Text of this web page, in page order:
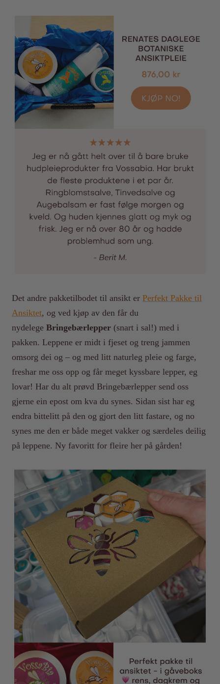
Det andre pakketilbodet til ansikt er Perfekt Pakke til
Ansiktet, og ved kjøp av den får du
nydelege Bringebærlepper (snart i sal!) med i
pakken. Leppene er midt i fjeset og treng jammen
omsorg dei og – og med litt naturleg pleie og farge,
freshar me oss opp og får meget kyssbare lepper, eg
lovar! Har du alt prøvd Bringebærlepper send oss
gjerne ein epost om kva du synes. Sidan sist har eg
endra bittelitt på den og gjort den litt fastare, og no
synes me den er både meget vakker og særdeles deilig
på leppene. Ny favoritt for fleire her på gården!